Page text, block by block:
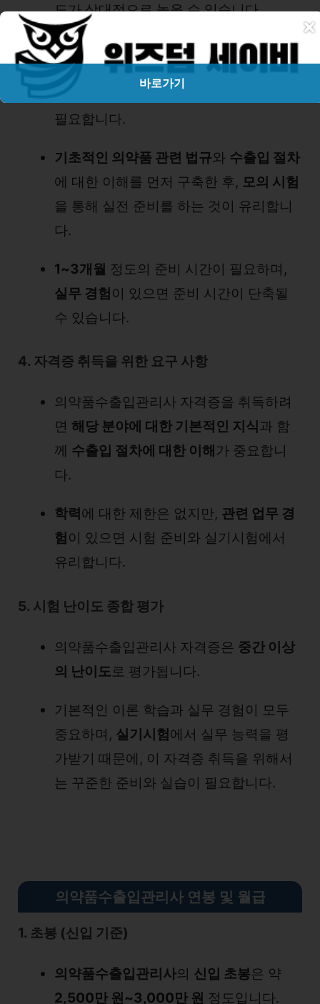
도가 상대적으로 높을 수 있습니다.
3. 준비 시간과 학습 방법
이론 학습 실습 훈련
필요합니다.
기초적인 의약품 관련 법규와 수출입 절차
에 대한 이해를 먼저 구축한 후, 모의 시험
을 통해 실전 준비를 하는 것이 유리합니
다.
1~3개월 정도의 준비 시간이 필요하며,
실무 경험이 있으면 준비 시간이 단축될
수 있습니다.
4. 자격증 취득을 위한 요구 사항
의약품수출입관리사 자격증을 취득하려
면 해당 분야에 대한 기본적인 지식 과 함
께 수출입 절차에 대한 이해 가 중요합니
다.
학력 에 대한 제한은 없지만, 관련 업무 경
험 이 있으면 시험 준비와 실기시험에서
유리합니다.
5. 시험 난이도 종합 평가
의약품수출입관리사 자격증은 중간 이상
의 난이도 로 평가됩니다.
기본적인 이론 학습과 실무 경험이 모두
중요하며, 실기시험에서 실무 능력을 평
가받기 때문에, 이 자격증 취득을 위해서
는 꾸준한 준비와 실습이 필요합니다.
의약품수출입관리사 연봉 및 월급
1. 초봉 (신입 기준)
의약품수출입관리사의 신입 초봉은 약
2,500만 원~3,000만 원 정도입니다.
×
바로가기